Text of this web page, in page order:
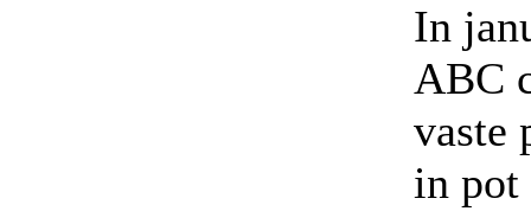
In
ABC
vaste
in pot